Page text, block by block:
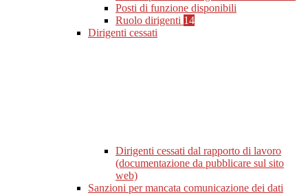
Posti di funzione disponibili
Ruolo dirigenti 14
Dirigenti cessati
Dirigenti cessati dal rapporto di lavoro
(documentazione da pubblicare sul sito
web)
Sanzioni per mancata comunicazione dei dati